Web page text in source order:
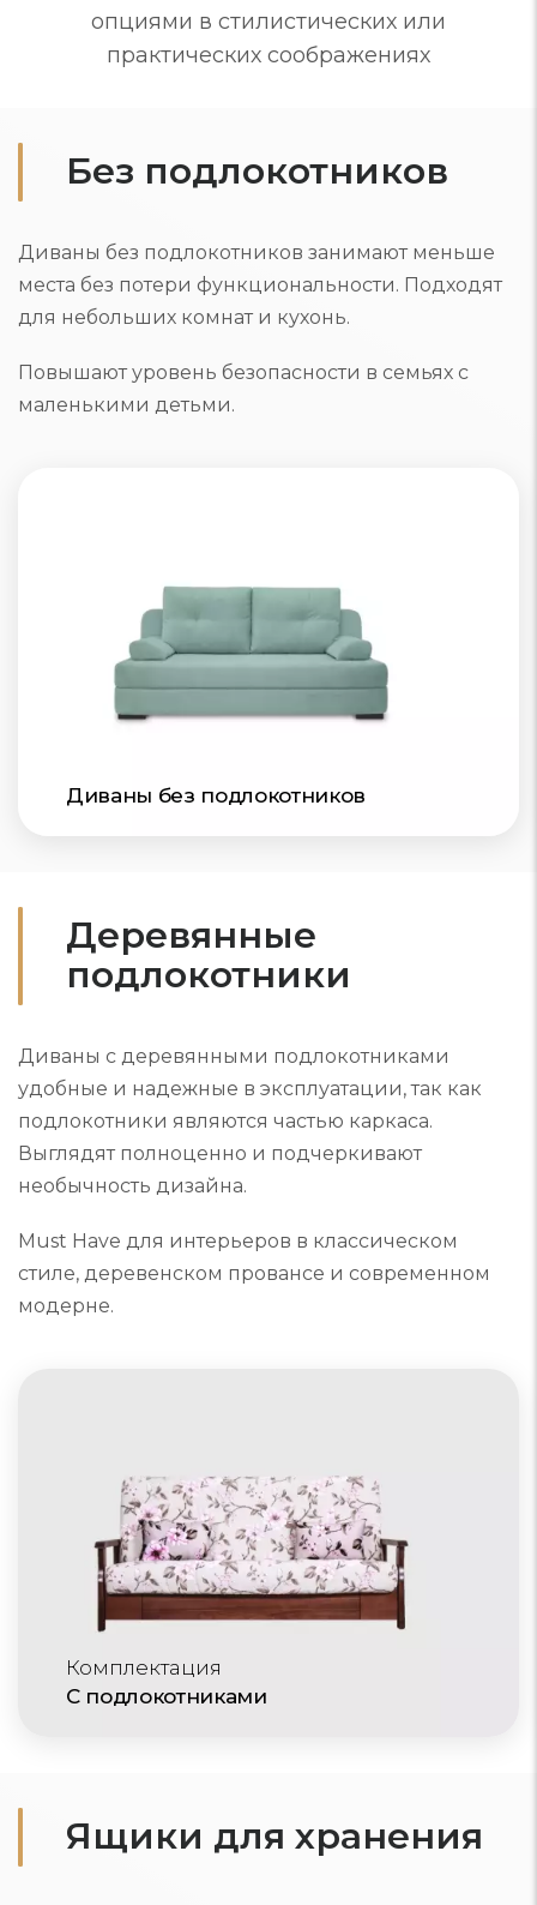
опциями в стилистических или
практических соображениях
Без подлокотников
Диваны без подлокотников занимают меньше
места без потери функциональности. Подходят
для небольших комнат и кухонь.
Повышают уровень безопасности в семьях с
маленькими детьми.
Диваны без подлокотников
Комплектация
С подлокотниками
Деревянные
подлокотники
Диваны с деревянными подлокотниками
удобные и надежные в эксплуатации, так как
подлокотники являются частью каркаса.
Выглядят полноценно и подчеркивают
необычность дизайна.
Must Have для интерьеров в классическом
стиле, деревенском провансе и современном
модерне.
Ящики для хранения